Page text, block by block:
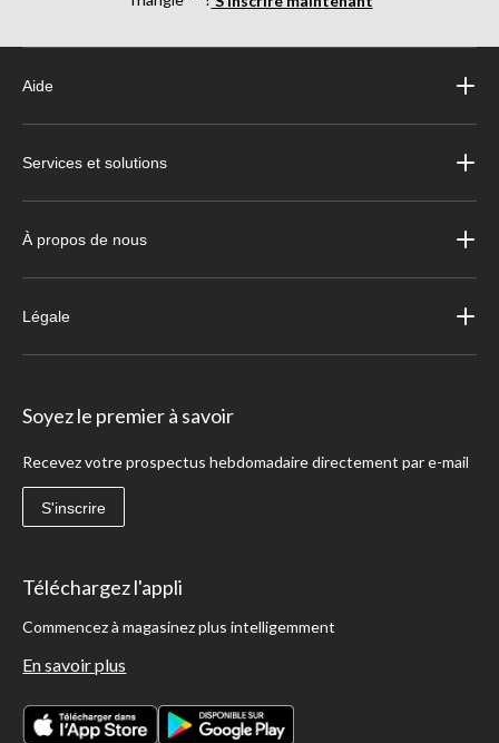
Aide
Services et solutions
À propos de nous
Légale
Soyez le premier à savoir
Recevez votre prospectus hebdomadaire directement par e-mail
S'inscrire
Téléchargez l'appli
Commencez à magasinez plus intelligemment
En savoir plus